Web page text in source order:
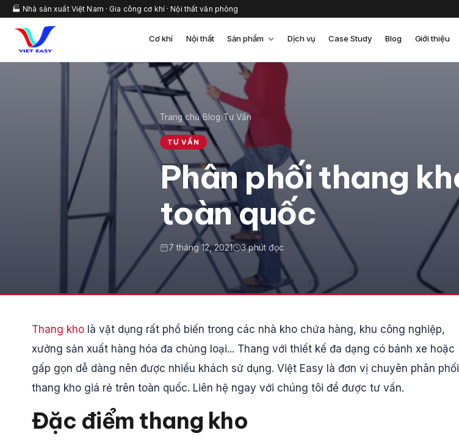
🏭 Nhà sản xuất Việt Nam · Gia công cơ khí · Nội thất văn phòng
Cơ khí Nội thất Sản phẩm Dịch vụ Case Study Blog Giới thiệu
Trang chủ›Blog›Tư Vấn
TƯ VẤN
Phân phối thang
toàn quốc
7 tháng 12, 2021 3 phút đọc
Thang kho là vật dụng rất phổ biến trong các nhà kho chứa hàng, khu công nghiệp,
xưởng sản xuất hàng hóa đa chủng loại... Thang với thiết kế đa dạng có bánh xe hoặc
gấp gọn dễ dàng nên được nhiều khách sử dụng. Việt Easy là đơn vị chuyên phân phối
thang kho giá rẻ trên toàn quốc. Liên hệ ngay với chúng tôi để được tư vấn.
Đặc điểm thang kho